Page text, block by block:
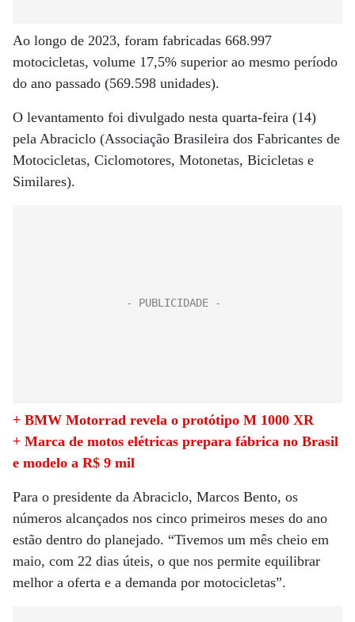
Ao longo de 2023, foram fabricadas 668.997
motocicletas, volume 17,5% superior ao mesmo período
do ano passado (569.598 unidades).
O levantamento foi divulgado nesta quarta-feira (14)
pela Abraciclo (Associação Brasileira dos Fabricantes de
Motocicletas, Ciclomotores, Motonetas, Bicicletas e
Similares).
+ BMW Motorrad revela o protótipo M 1000 XR
+ Marca de motos elétricas prepara fábrica no Brasil
e modelo a R$ 9 mil
Para o presidente da Abraciclo, Marcos Bento, os
números alcançados nos cinco primeiros meses do ano
estão dentro do planejado. “Tivemos um mês cheio em
maio, com 22 dias úteis, o que nos permite equilibrar
melhor a oferta e a demanda por motocicletas”.